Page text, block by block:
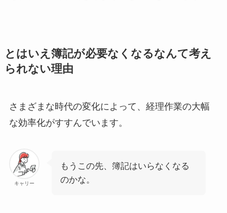
とはいえ簿記が必要なくなるなんて考え
られない理由
さまざまな時代の変化によって、経理作業の大幅
な効率化がすすんでいます。
キャリー
もうこの先、簿記はいらなくなる
のかな。